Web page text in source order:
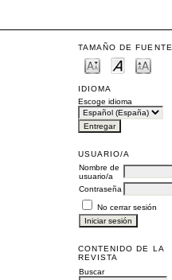
TAMAÑO DE FUENTE
IDIOMA
Escoge idioma
USUARIO/A
Nombre de
usuario/a
Contraseña
No cerrar sesión
CONTENIDO DE LA
REVISTA
Buscar